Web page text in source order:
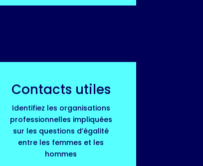
Contacts utiles
Identifiez les organisations
professionnelles impliquées
sur les questions d’égalité
entre les femmes et les
hommes